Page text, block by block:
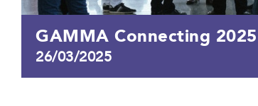
GAMMA Connecting 2025
26/03/2025